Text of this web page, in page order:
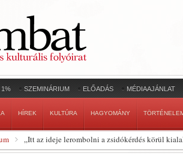
1% SZEMINÁRIUM ELŐADÁS MÉDIAAJÁNLAT
HÍREK KULTÚRA HAGYOMÁNY
„Itt az ideje lerombolni a zsidókérdés körül